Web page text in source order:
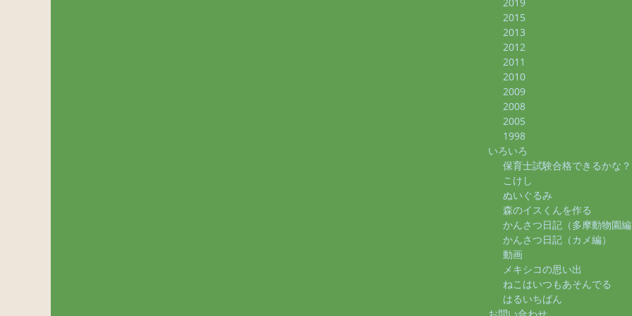
2019
2015
2013
2012
2011
2010
2009
2008
2005
1998
いろいろ
保育士試験合格できるかな？
こけし
ぬいぐるみ
森のイスくんを作る
かんさつ日記（多摩動物園
かんさつ日記（カメ編）
動画
メキシコの思い出
ねこはいつもあそんでる
はるいちばん